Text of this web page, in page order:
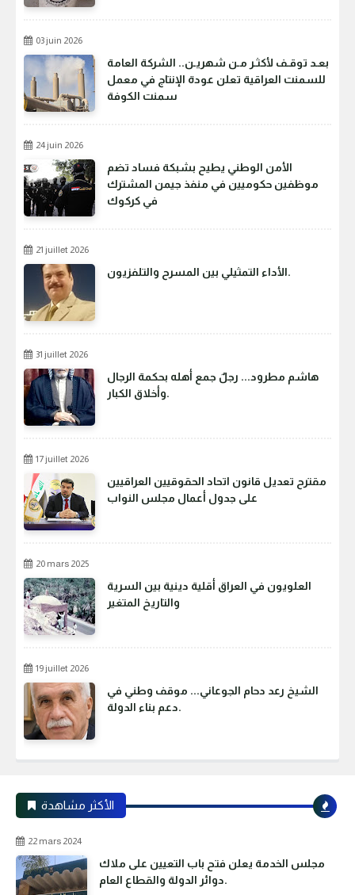
03 juin 2026
بعـد توقـف لأكثـر مـن شهريـن.. الشركة العامة
للسمنت العراقية تعلن عودة الإنتاج في معمل
سمنت الكوفة
24 juin 2026
الأمن الوطني يطيح بشبكة فساد تضم
موظفين حكوميين في منفذ جيمن المشترك
في كركوك
21 juillet 2026
الأداء التمثيلي بين المسرح والتلفزيون.
31 juillet 2026
هاشم مطرود... رجلٌ جمع أهله بحكمة الرجال
وأخلاق الكبار.
17 juillet 2026
مقترح تعديل قانون اتحاد الحقوقيين العراقيين
على جدول أعمال مجلس النواب
20 mars 2025
العلويون في العراق أقلية دينية بين السرية
والتاريخ المتغير
19 juillet 2026
الشيخ رعد دحام الجوعاني... موقف وطني في
دعم بناء الدولة.
الأكثر مشاهدة
22 mars 2024
مجلس الخدمة يعلن فتح باب التعيين على ملاك
دوائر الدولة والقطاع العام.